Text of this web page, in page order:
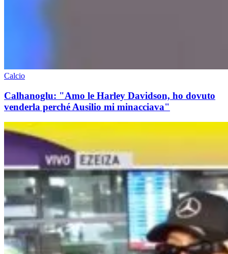
Calcio
Calhanoglu: "Amo le Harley Davidson, ho dovuto
venderla perché Ausilio mi minacciava"